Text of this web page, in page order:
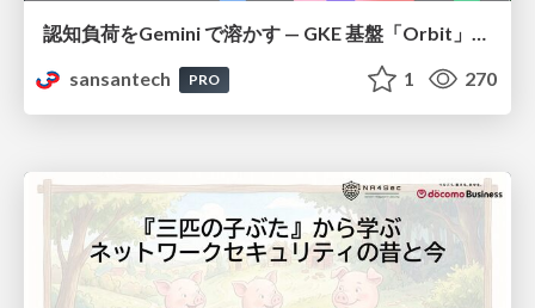
認知負荷をGemini で溶かす — GKE 基盤「Orbit」における AI エージェントの実践
sansantech
PRO 1 270